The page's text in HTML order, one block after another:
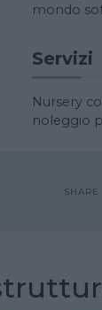
mondo
Servizi
Nursery
noleggio
SHARE